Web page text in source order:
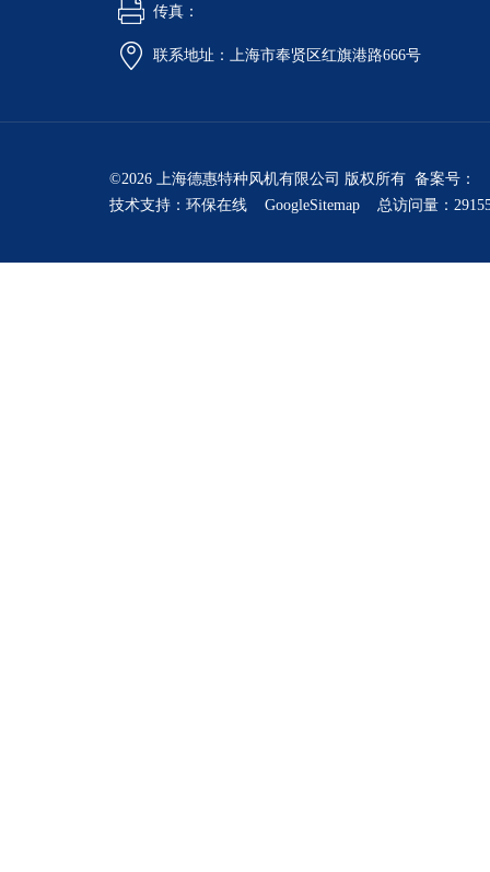
传真：
联系地址：上海市奉贤区红旗港路666号
©2026 上海德惠特种风机有限公司 版权所有 备案号：
技术支持： 环保在线 GoogleSitemap 总访问量：